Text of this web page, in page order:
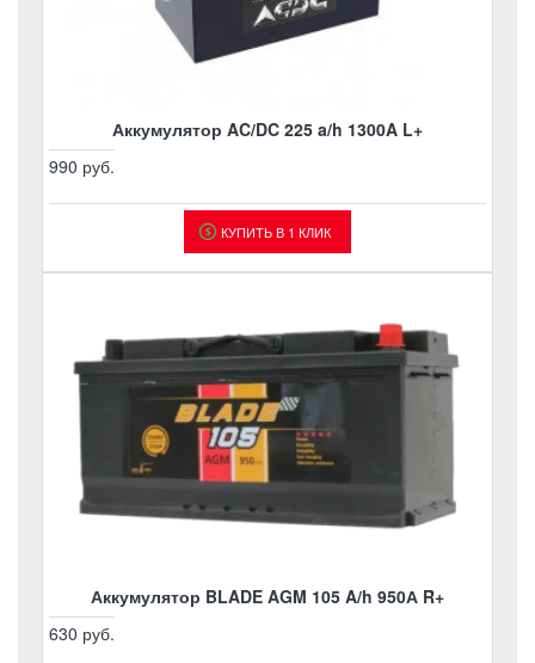
Аккумулятор AC/DC 225 a/h 1300A L+
990 руб.
КУПИТЬ В 1 КЛИК
Аккумулятор BLADE AGM 105 A/h 950А R+
630 руб.